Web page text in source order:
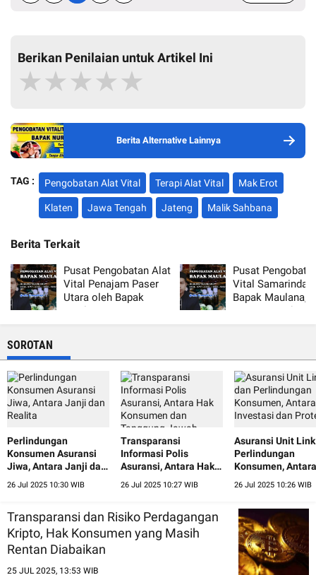
Berikan Penilaian untuk Artikel Ini
★★★★★
Berita Alternative Lainnya
TAG : Pengobatan Alat Vital Terapi Alat Vital Mak Erot
Klaten Jawa Tengah Jateng Malik Sahbana
Berita Terkait
Pusat Pengobatan Alat
Vital Penajam Paser
Utara oleh Bapak
Maulana, Terpercaya
Pusat
Vital Samarinda
Bapak Maulana,
Terpercaya dan
SOROTAN
Perlindungan
Konsumen Asuransi
Jiwa, Antara Janji dan
Realita
26 Jul 2025 10:30 WIB
Transparansi
Informasi Polis
Asuransi, Antara Hak
Konsumen dan
26 Jul 2025 10:27 WIB
Asuransi Unit
Perlindungan
Konsumen, Antara
Investasi dan
26 Jul 2025 10:26 WIB
Transparansi dan Risiko Perdagangan
Kripto, Hak Konsumen yang Masih
Rentan Diabaikan
25 JUL 2025, 13:53 WIB